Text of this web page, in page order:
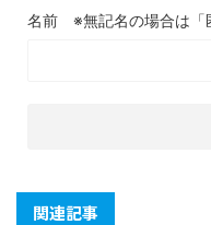
名前
関連記事